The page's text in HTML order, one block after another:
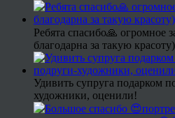
Ребята спасибо🙏 огромное
благодарна за такую красоту)
Удивить супруга подарком
художники, оценили!